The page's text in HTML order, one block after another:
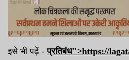
इसे भी पढ़ें -प्रतिबंध">https://